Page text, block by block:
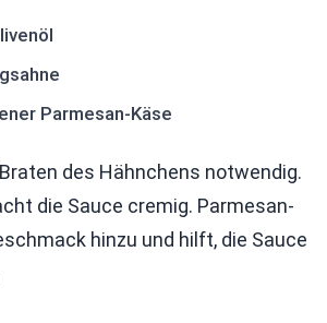
Parmesan-Käse
des Hähnchens notwendig.
die Sauce cremig. Parmesan-
hinzu und hilft, die Sauce